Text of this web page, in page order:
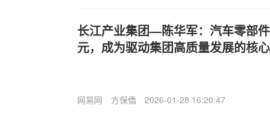
长江产业集团—陈华军：汽车零部
元，成为驱动集团高质量发展的核
网易网 方保僑 2026-01-28 16:20:47